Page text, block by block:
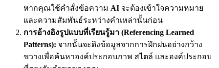
หากคุณใช้คำสั่งข้อความ AI จะต้องเข้าใจความหมาย
และความสัมพันธ์ระหว่างคำเหล่านั้นก่อน
การอ้างอิงรูปแบบที่เรียนรู้มา (Referencing Learned
Patterns): จากนั้นจะดึงข้อมูลจากการฝึกฝนอย่างกว้าง
ขวางเพื่อค้นหาองค์ประกอบภาพ สไตล์ และองค์ประกอบ